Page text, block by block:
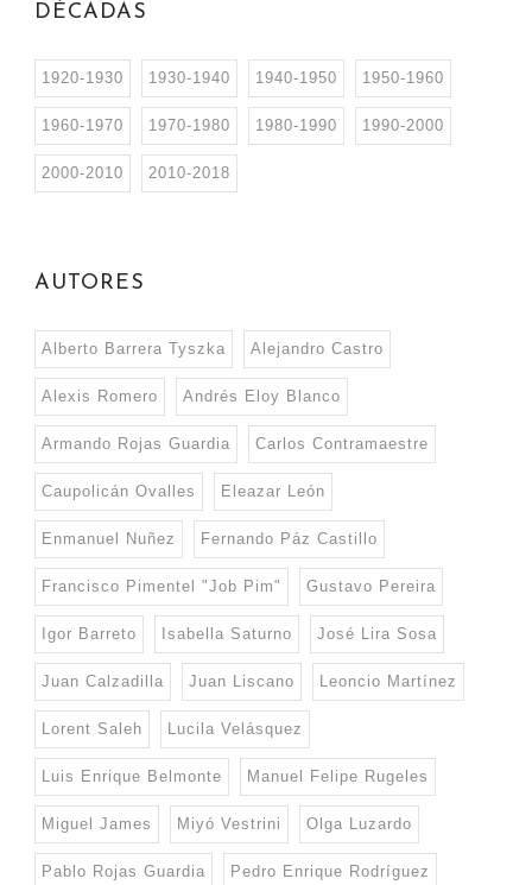
DÉCADAS
1920-1930 1930-1940 1940-1950 1950-1960
1960-1970 1970-1980 1980-1990 1990-2000
2000-2010 2010-2018
AUTORES
Alberto Barrera Tyszka Alejandro Castro
Alexis Romero Andrés Eloy Blanco
Armando Rojas Guardia Carlos Contramaestre
Caupolicán Ovalles Eleazar León
Enmanuel Nuñez Fernando Páz Castillo
Francisco Pimentel "Job Pim" Gustavo Pereira
Igor Barreto Isabella Saturno José Lira Sosa
Juan Calzadilla Juan Liscano Leoncio Martínez
Lorent Saleh Lucila Velásquez
Luis Enrique Belmonte Manuel Felipe Rugeles
Miguel James Miyó Vestrini Olga Luzardo
Pablo Rojas Guardia Pedro Enrique Rodríguez